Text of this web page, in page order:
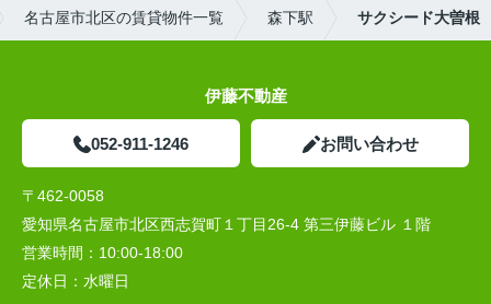
名古屋市北区の賃貸物件一覧 森下駅 サクシード大曽根
伊藤不動産
052-911-1246 お問い合わせ
〒462-0058
愛知県名古屋市北区西志賀町１丁目26-4 第三伊藤ビル １階
営業時間： 10:00‐18:00
定休日： 水曜日